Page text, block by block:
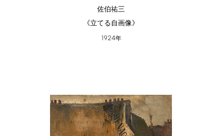
佐伯祐三
《立てる自画像》
1924年